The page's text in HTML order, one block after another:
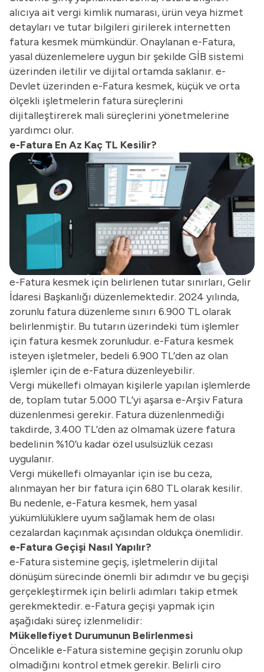
alıcıya ait vergi kimlik numarası, ürün veya hizmet
detayları ve tutar bilgileri girilerek internetten
fatura kesmek mümkündür. Onaylanan e-Fatura,
yasal düzenlemelere uygun bir şekilde GİB sistemi
üzerinden iletilir ve dijital ortamda saklanır. e-
Devlet üzerinden e-Fatura kesmek, küçük ve orta
ölçekli işletmelerin fatura süreçlerini
dijitalleştirerek mali süreçlerini yönetmelerine
yardımcı olur.
e-Fatura En Az Kaç TL Kesilir?
e-Fatura kesmek için belirlenen tutar sınırları, Gelir
İdaresi Başkanlığı düzenlemektedir. 2024 yılında,
zorunlu fatura düzenleme sınırı 6.900 TL olarak
belirlenmiştir. Bu tutarın üzerindeki tüm işlemler
için fatura kesmek zorunludur. e-Fatura kesmek
isteyen işletmeler, bedeli 6.900 TL’den az olan
işlemler için de e-Fatura düzenleyebilir.
Vergi mükellefi olmayan kişilerle yapılan işlemlerde
de, toplam tutar 5.000 TL’yi aşarsa e-Arşiv Fatura
düzenlenmesi gerekir. Fatura düzenlenmediği
takdirde, 3.400 TL’den az olmamak üzere fatura
bedelinin %10’u kadar özel usulsüzlük cezası
uygulanır.
Vergi mükellefi olmayanlar için ise bu ceza,
alınmayan her bir fatura için 680 TL olarak kesilir.
Bu nedenle, e-Fatura kesmek, hem yasal
yükümlülüklere uyum sağlamak hem de olası
cezalardan kaçınmak açısından oldukça önemlidir.
e-Fatura Geçişi Nasıl Yapılır?
e-Fatura sistemine geçiş, işletmelerin dijital
dönüşüm sürecinde önemli bir adımdır ve bu geçişi
gerçekleştirmek için belirli adımları takip etmek
gerekmektedir. e-Fatura geçişi yapmak için
aşağıdaki süreç izlenmelidir:
Mükellefiyet Durumunun Belirlenmesi
Öncelikle e-Fatura sistemine geçişin zorunlu olup
olmadığını kontrol etmek gerekir. Belirli ciro